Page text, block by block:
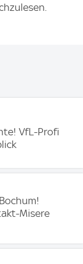
VfL-Profi
Misere